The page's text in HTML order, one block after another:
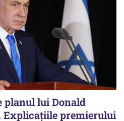
planul lui Donald
Explicațiile premierului